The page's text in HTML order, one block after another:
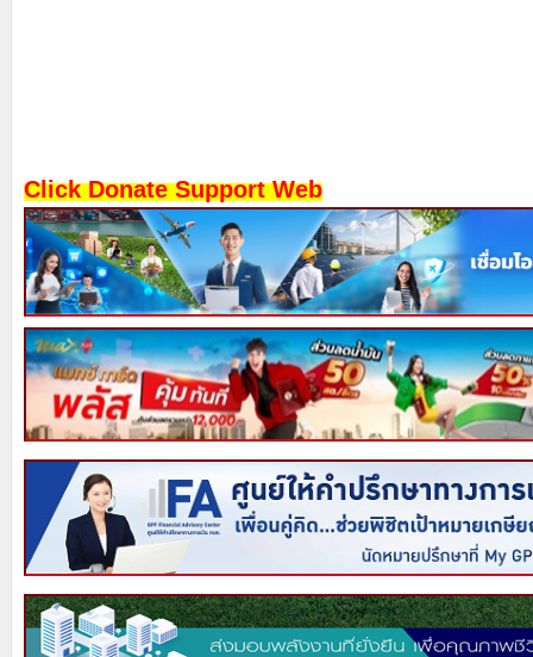
Click Donate Support Web